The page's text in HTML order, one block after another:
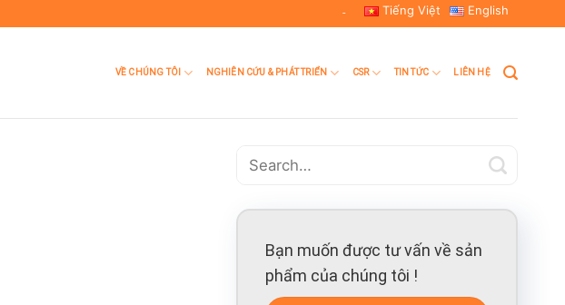
- Tiếng Việt English
VỀ CHÚNG TÔI NGHIÊN CỨU & PHÁT TRIỂN CSR TIN TỨC LIÊN HỆ
Bạn muốn được tư vấn về sản
phẩm của chúng tôi !